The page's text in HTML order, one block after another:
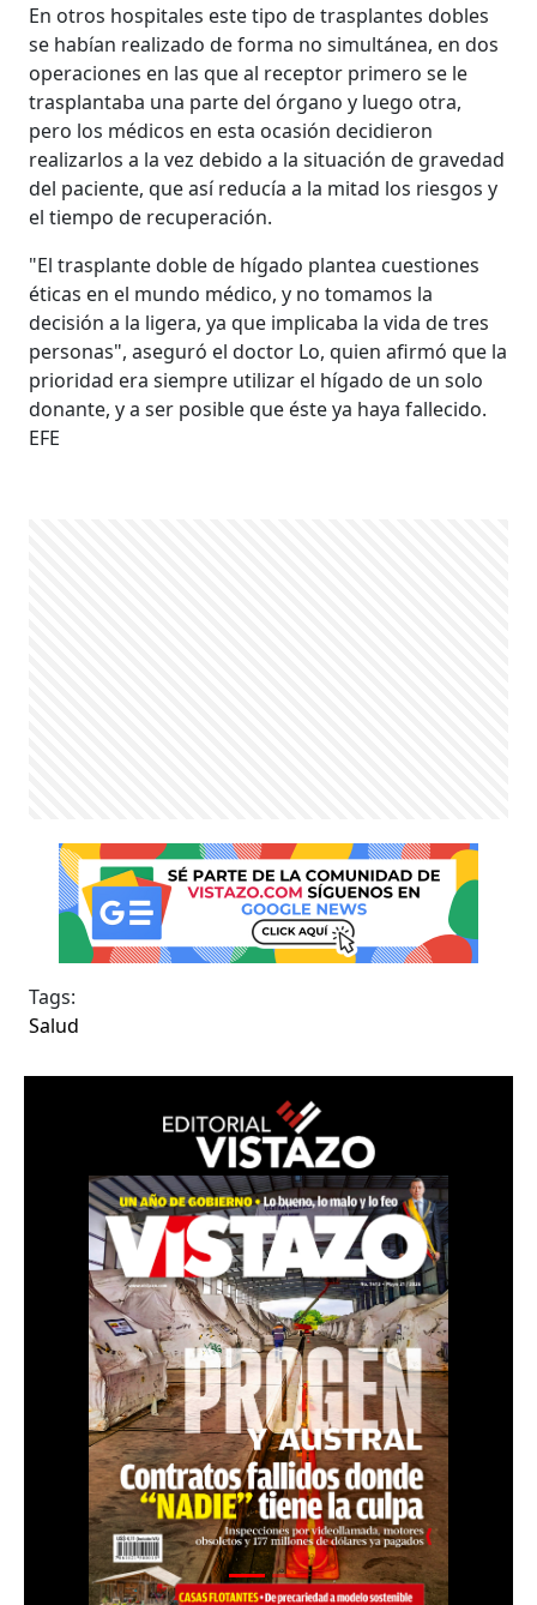
En otros hospitales este tipo de trasplantes dobles
se habían realizado de forma no simultánea, en dos
operaciones en las que al receptor primero se le
trasplantaba una parte del órgano y luego otra,
pero los médicos en esta ocasión decidieron
realizarlos a la vez debido a la situación de gravedad
del paciente, que así reducía a la mitad los riesgos y
el tiempo de recuperación.
"El trasplante doble de hígado plantea cuestiones
éticas en el mundo médico, y no tomamos la
decisión a la ligera, ya que implicaba la vida de tres
personas", aseguró el doctor Lo, quien afirmó que la
prioridad era siempre utilizar el hígado de un solo
donante, y a ser posible que éste ya haya fallecido.
EFE
Tags:
Salud